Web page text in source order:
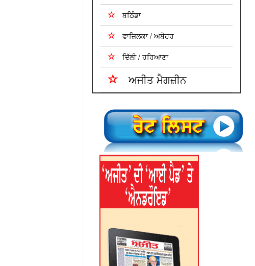
ਬਠਿੰਡਾ
ਫਾਜ਼ਿਲਕਾ / ਅਬੋਹਰ
ਦਿੱਲੀ / ਹਰਿਆਣਾ
ਅਜੀਤ ਮੈਗਜ਼ੀਨ